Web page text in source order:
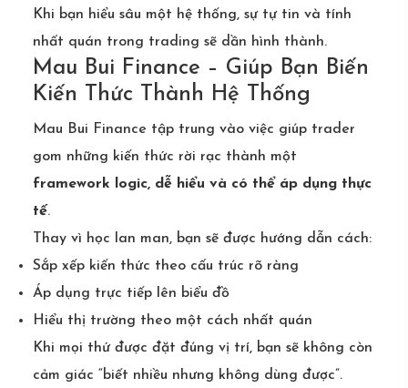
Khi bạn hiểu sâu một hệ thống, sự tự tin và tính
nhất quán trong trading sẽ dần hình thành.
Mau Bui Finance – Giúp Bạn Biến
Kiến Thức Thành Hệ Thống
Mau Bui Finance tập trung vào việc giúp trader
gom những kiến thức rời rạc thành một
framework logic, dễ hiểu và có thể áp dụng thực
tế.
Thay vì học lan man, bạn sẽ được hướng dẫn cách:
Sắp xếp kiến thức theo cấu trúc rõ ràng
Áp dụng trực tiếp lên biểu đồ
Hiểu thị trường theo một cách nhất quán
Khi mọi thứ được đặt đúng vị trí, bạn sẽ không còn
cảm giác “biết nhiều nhưng không dùng được”.